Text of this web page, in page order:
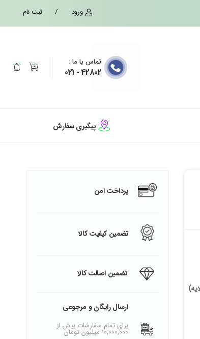
ورود / ثبت نام
تماس با ما:
42802 - 021
پیگیری سفارش
پرداخت امن
تضمین کیفیت کالا
تضمین اصالت کالا
ارسال رایگان و مرجوعی
برای تمام سفارشات بیش از
10,000,000 میلیون تومان